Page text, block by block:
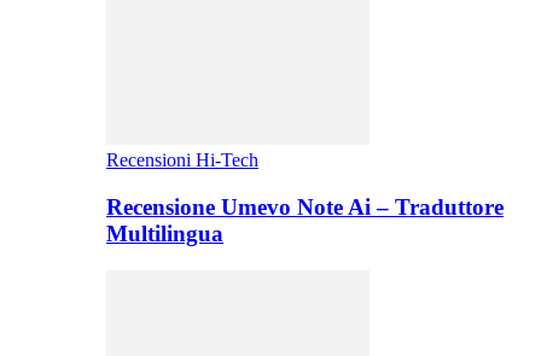
Recensioni Hi-Tech
Recensione Umevo Note Ai – Traduttore
Multilingua